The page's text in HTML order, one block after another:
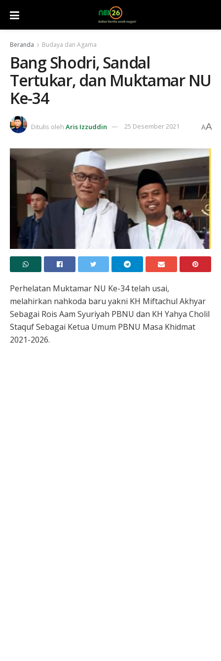
Beranda Budaya dan Agama
Bang Shodri, Sandal
Tertukar, dan Muktamar NU
Ke-34
Ditulis oleh Aris Izzuddin 25 Desember 2021 AA
Perhelatan Muktamar NU Ke-34 telah usai,
melahirkan nahkoda baru yakni KH Miftachul Akhyar
Sebagai Rois Aam Syuriyah PBNU dan KH Yahya Cholil
Staquf Sebagai Ketua Umum PBNU Masa Khidmat
2021-2026.